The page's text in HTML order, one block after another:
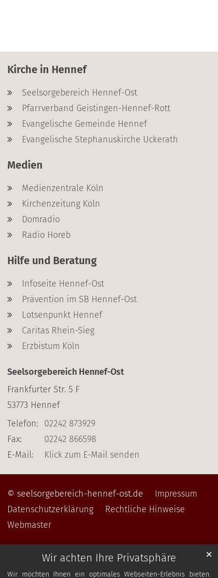
Wir achten Ihre Privatsphäre
Wir möchten Ihnen ein optimales Webseiten-Erlebnis bieten.
✕
Kirche in Hennef
Seelsorgebereich Hennef-Ost
Pfarrverband Geistingen-Hennef-Rott
Evangelische Gemeinde Hennef
Evangelische Stephanuskirche Uckerath
Medien
Medienzentrale Köln
Kirchenzeitung Köln
Domradio
Radio Horeb
Hilfe und Beratung
Infoseite Hennef-Ost
Prävention im SB Hennef-Ost
Lotsenpunkt Hennef
Caritas Rhein-Sieg
Erzbistum Köln
Seelsorgebereich Hennef-Ost
Frankfurter Str. 5 F
53773 Hennef
Telefon:
02242 873929
Fax:
02242 866598
E-Mail:
Klick zum E-Mail senden
© seelsorgebereich-hennef-ost.de
Impressum
Datenschutzerklärung
Rechtliche Hinweise
Webmaster